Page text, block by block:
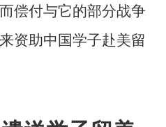
偿付与它的部分战争
资助中国学子赴美留